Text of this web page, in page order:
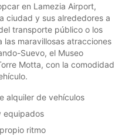
en Lamezia Airport,
ciudad y sus alrededores a
transporte público o los
las maravillosas atracciones
Suevo, el Museo
Motta, con la comodidad
alquiler de vehículos
equipados
ritmo